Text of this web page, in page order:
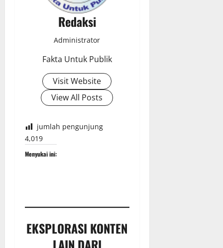
Redaksi
Administrator
Fakta Untuk Publik
Visit Website
View All Posts
jumlah pengunjung
4,019
Menyukai ini:
EKSPLORASI KONTEN
LAIN DARI